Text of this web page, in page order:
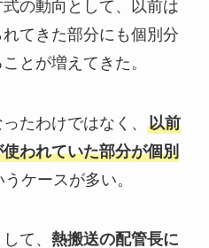
の動向として、以前は
てきた部分にも個別分
とが増えてきた。
たわけではなく、 以前
われていた部分が個別
うケースが多い。
て、 熱搬送の配管長に